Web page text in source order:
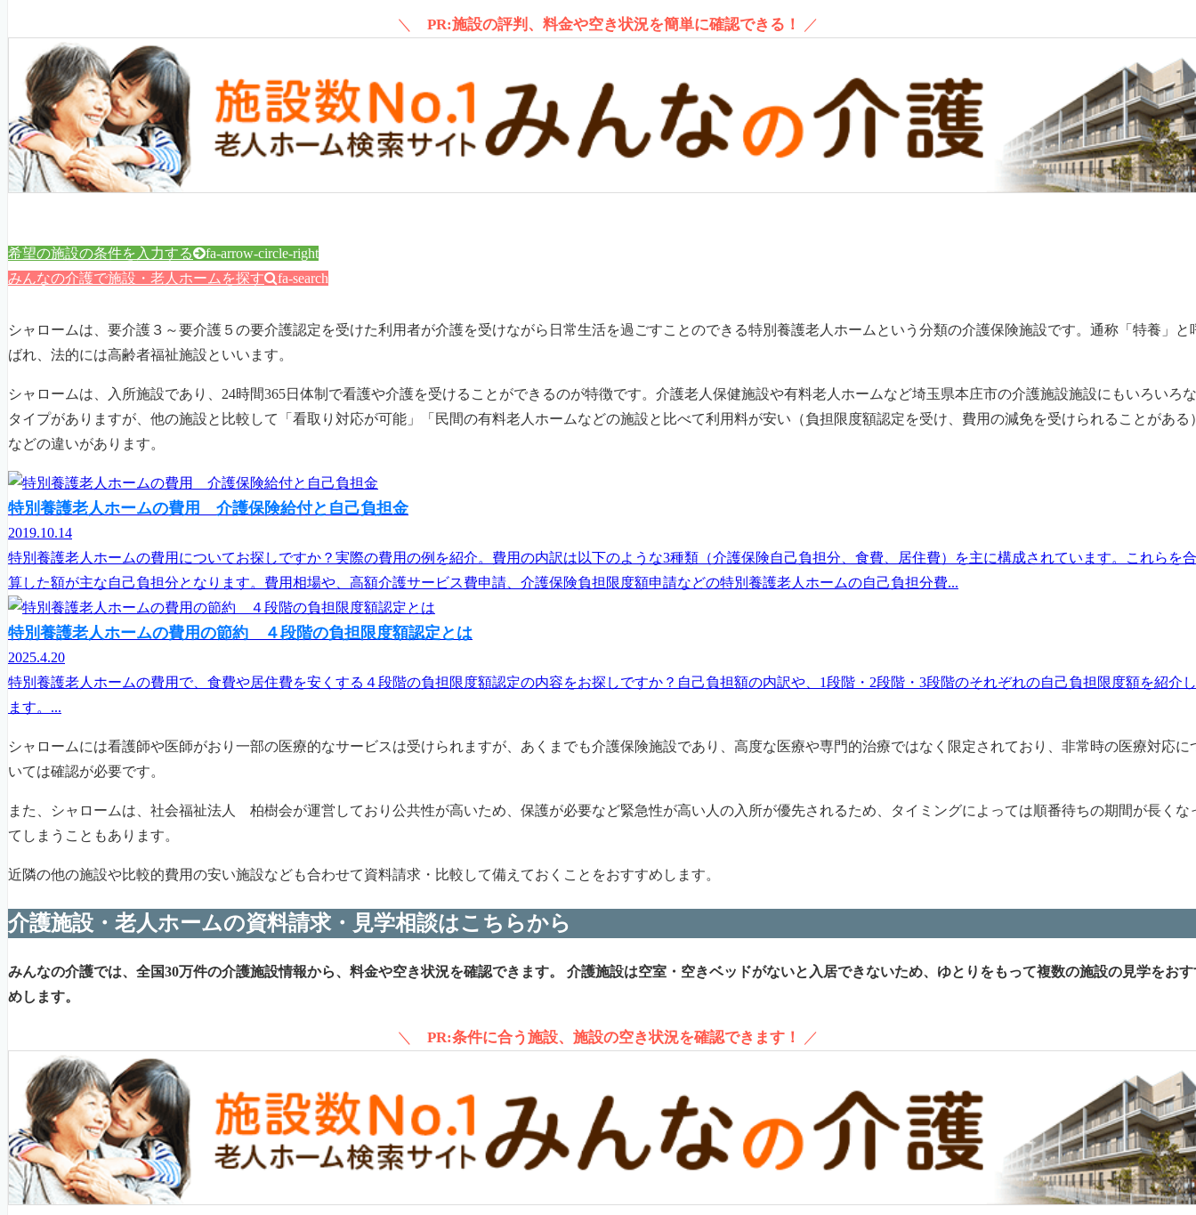
＼ PR:施設の評判、料金や空き状況を簡単に確認できる！ ／
希望の施設の条件を入力する fa-arrow-circle-right
みんなの介護で施設・老人ホームを探す fa-search
シャロームは、要介護３～要介護５の要介護認定を受けた利用者が介護を受けながら日常生活を過ごすことのできる特別養護老人ホームという分類の介護保険施設です。通称「特養」と
ばれ、法的には高齢者福祉施設といいます。
シャロームは、入所施設であり、24時間365日体制で看護や介護を受けることができるのが特徴です。介護老人保健施設や有料老人ホームなど埼玉県本庄市の介護施設施設にもいろいろな
タイプがありますが、他の施設と比較して「看取り対応が可能」「民間の有料老人ホームなどの施設と比べて利用料が安い（負担限度額認定を受け、費用の減免を受けられることがある
などの違いがあります。
特別養護老人ホームの費用 介護保険給付と自己負担金
2019.10.14
特別養護老人ホームの費用についてお探しですか？実際の費用の例を紹介。費用の内訳は以下のような3種類（介護保険自己負担分、食費、居住費）を主に構成されています。これらを合
算した額が主な自己負担分となります。費用相場や、高額介護サービス費申請、介護保険負担限度額申請などの特別養護老人ホームの自己負担分費...
特別養護老人ホームの費用の節約 ４段階の負担限度額認定とは
2025.4.20
特別養護老人ホームの費用で、食費や居住費を安くする４段階の負担限度額認定の内容をお探しですか？自己負担額の内訳や、1段階・2段階・3段階のそれぞれの自己負担限度額を紹介し
ます。...
シャロームには看護師や医師がおり一部の医療的なサービスは受けられますが、あくまでも介護保険施設であり、高度な医療や専門的治療ではなく限定されており、非常時の医療対応に
いては確認が必要です。
また、シャロームは、社会福祉法人 柏樹会が運営しており公共性が高いため、保護が必要など緊急性が高い人の入所が優先されるため、タイミングによっては順番待ちの期間が長くな
てしまうこともあります。
近隣の他の施設や比較的費用の安い施設なども合わせて資料請求・比較して備えておくことをおすすめします。
介護施設・老人ホームの資料請求・見学相談はこちらから
みんなの介護では、全国30万件の介護施設情報から、料金や空き状況を確認できます。
介護施設は空室・空きベッドがないと入居できないため、ゆとりをもって複数の施設の見学をおす
めします。
＼ PR:条件に合う施設、施設の空き状況を確認できます！ ／